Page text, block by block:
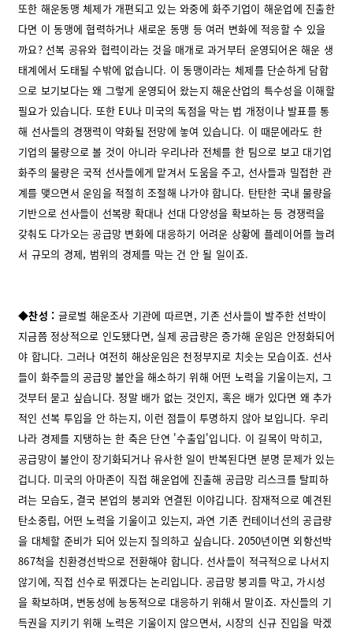
또한 해운동맹 체제가 개편되고 있는 와중에 화주기업이 해운업에 진출한
다면 이 동맹에 협력하거나 새로운 동맹 등 여러 변화에 적응할 수 있을
까요? 선복 공유와 협력이라는 것을 매개로 과거부터 운영되어온 해운 생
태계에서 도태될 수밖에 없습니다. 이 동맹이라는 체제를 단순하게 담합
으로 보기보다는 왜 그렇게 운영되어 왔는지 해운산업의 특수성을 이해할
필요가 있습니다. 또한 EU나 미국의 독점을 막는 법 개정이나 발표를 통
해 선사들의 경쟁력이 약화될 전망에 놓여 있습니다. 이 때문에라도 한
기업의 물량으로 볼 것이 아니라 우리나라 전체를 한 팀으로 보고 대기업
화주의 물량은 국적 선사들에게 맡겨서 도움을 주고, 선사들과 밀접한 관
계를 맺으면서 운임을 적절히 조절해 나가야 합니다. 탄탄한 국내 물량을
기반으로 선사들이 선복량 확대나 선대 다양성을 확보하는 등 경쟁력을
갖춰도 다가오는 공급망 변화에 대응하기 어려운 상황에 플레이어를 늘려
서 규모의 경제, 범위의 경제를 막는 건 안 될 일이죠.
◆찬성 : 글로벌 해운조사 기관에 따르면, 기존 선사들이 발주한 선박이
지금쯤 정상적으로 인도됐다면, 실제 공급량은 증가해 운임은 안정화되어
야 합니다. 그러나 여전히 해상운임은 천정부지로 치솟는 모습이죠. 선사
들이 화주들의 공급망 불안을 해소하기 위해 어떤 노력을 기울이는지, 그
것부터 묻고 싶습니다. 정말 배가 없는 것인지, 혹은 배가 있다면 왜 추가
적인 선복 투입을 안 하는지, 이런 점들이 투명하지 않아 보입니다. 우리
나라 경제를 지탱하는 한 축은 단연 '수출입'입니다. 이 길목이 막히고,
공급망이 불안이 장기화되거나 유사한 일이 반복된다면 분명 문제가 있는
겁니다. 미국의 아마존이 직접 해운업에 진출해 공급망 리스크를 탈피하
려는 모습도, 결국 본업의 붕괴와 연결된 이야깁니다. 잠재적으로 예견된
탄소중립, 어떤 노력을 기울이고 있는지, 과연 기존 컨테이너선의 공급량
을 대체할 준비가 되어 있는지 질의하고 싶습니다. 2050년이면 외항선박
867척을 친환경선박으로 전환해야 합니다. 선사들이 적극적으로 나서지
않기에, 직접 선수로 뛰겠다는 논리입니다. 공급망 붕괴를 막고, 가시성
을 확보하며, 변동성에 능동적으로 대응하기 위해서 말이죠. 자신들의 기
득권을 지키기 위해 노력은 기울이지 않으면서, 시장의 신규 진입을 막겠